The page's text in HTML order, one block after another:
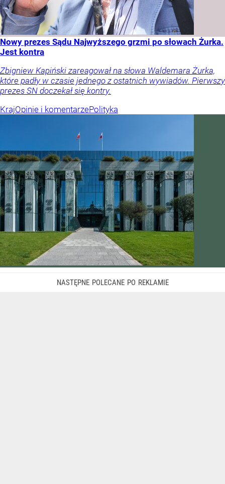
Nowy prezes Sądu Najwyższego grzmi po słowach Żurka.
Jest kontra
Zbigniew Kapiński zareagował na słowa Waldemara Żurka,
które padły w czasie jednego z ostatnich wywiadów. Pierwszy
prezes SN doczekał się kontry.
KrajOpinie i komentarzePolityka